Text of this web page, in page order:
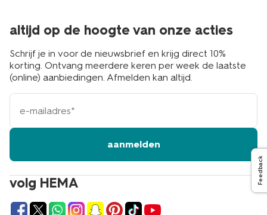
volg HEMA
altijd op de hoogte van onze acties
Schrijf je in voor de nieuwsbrief en krijg direct 10%
korting. Ontvang meerdere keren per week de laatste
(online) aanbiedingen. Afmelden kan altijd.
e-
mailadres
aanmelden
Feedback